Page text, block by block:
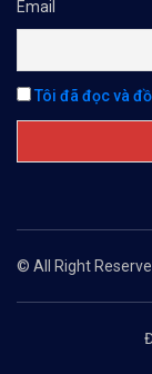
Email
Tôi đã đọc và
© All Right